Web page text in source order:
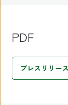
PDF
プレスリリー